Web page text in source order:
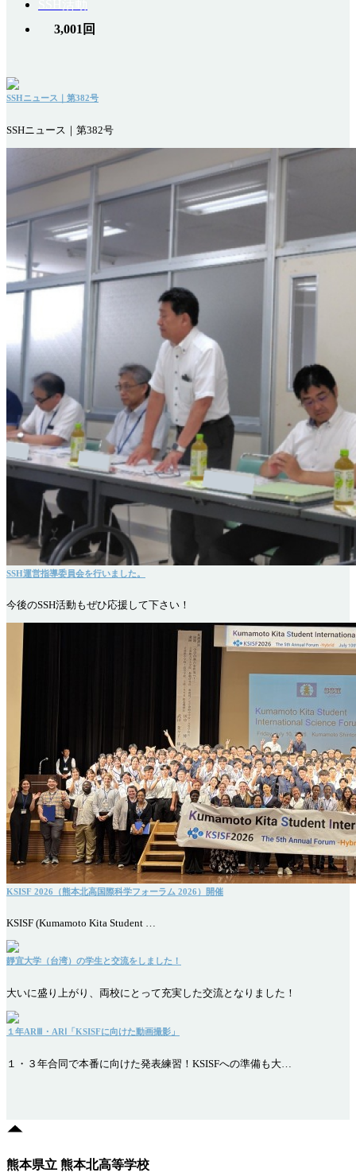
3,001回
SSHニュース｜第382号
SSHニュース｜第382号
SSH運営指導委員会を行いました。
今後のSSH活動もぜひ応援して下さい！
KSISF 2026（熊本北高国際科学フォーラム 2026）開催
KSISF (Kumamoto Kita Student …
靜宜大学（台湾）の学生と交流をしました！
大いに盛り上がり、両校にとって充実した交流となりました！
１年ARⅢ・ARⅠ「KSISFに向けた動画撮影」
１・３年合同で本番に向けた発表練習！KSISFへの準備も大…
熊本県立 熊本北高等学校